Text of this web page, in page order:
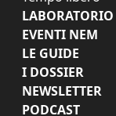
EVENTI NEM
LE GUIDE
I DOSSIER
NEWSLETTER
PODCAST